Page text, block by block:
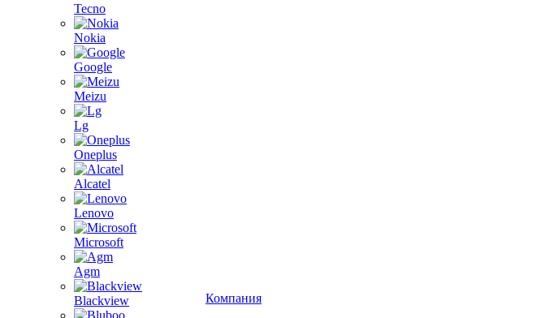
Tecno
Nokia
Google
Meizu
Lg
Oneplus
Alcatel
Lenovo
Microsoft
Agm
Blackview
Компания